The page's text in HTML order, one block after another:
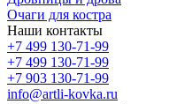
Очаги для костра
Наши контакты
+7 499 130-71-99
+7 499 130-71-99
+7 903 130-71-99
info@artli-kovka.ru